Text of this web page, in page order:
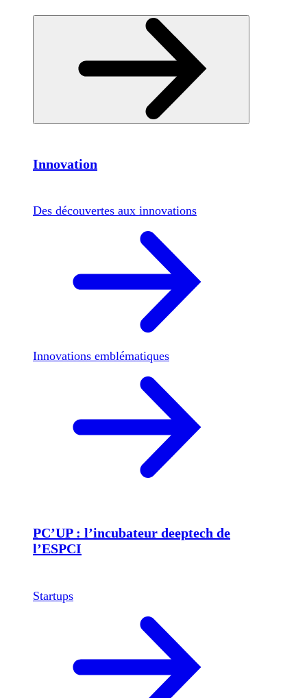
Innovation
Des découvertes aux innovations
Innovations emblématiques
PC’UP : l’incubateur deeptech de
l’ESPCI
Startups